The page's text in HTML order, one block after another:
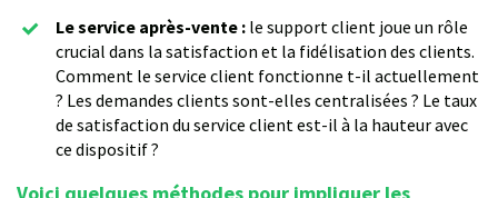
Le service après-vente : le support client joue un rôle
crucial dans la satisfaction et la fidélisation des clients.
Comment le service client fonctionne t-il actuellement
? Les demandes clients sont-elles centralisées ? Le taux
de satisfaction du service client est-il à la hauteur avec
ce dispositif ?
Voici quelques méthodes pour impliquer les